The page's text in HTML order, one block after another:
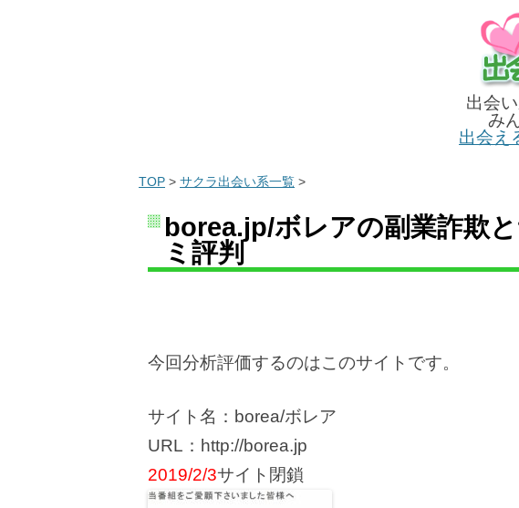
出会
み
出会え
TOP > サクラ出会い系一覧 >
borea.jp/ボレアの副業詐欺
ミ評判
今回分析評価するのはこのサイトです。
サイト名：borea/ボレア
URL：http://borea.jp
2019/2/3サイト閉鎖